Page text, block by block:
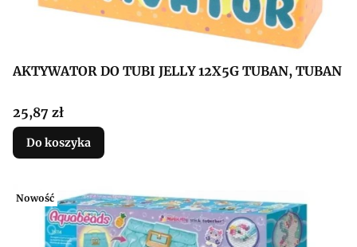
AKTYWATOR DO TUBI JELLY 12X5G TUBAN, TUBAN
Cena
25,87 zł
Do koszyka
Nowość